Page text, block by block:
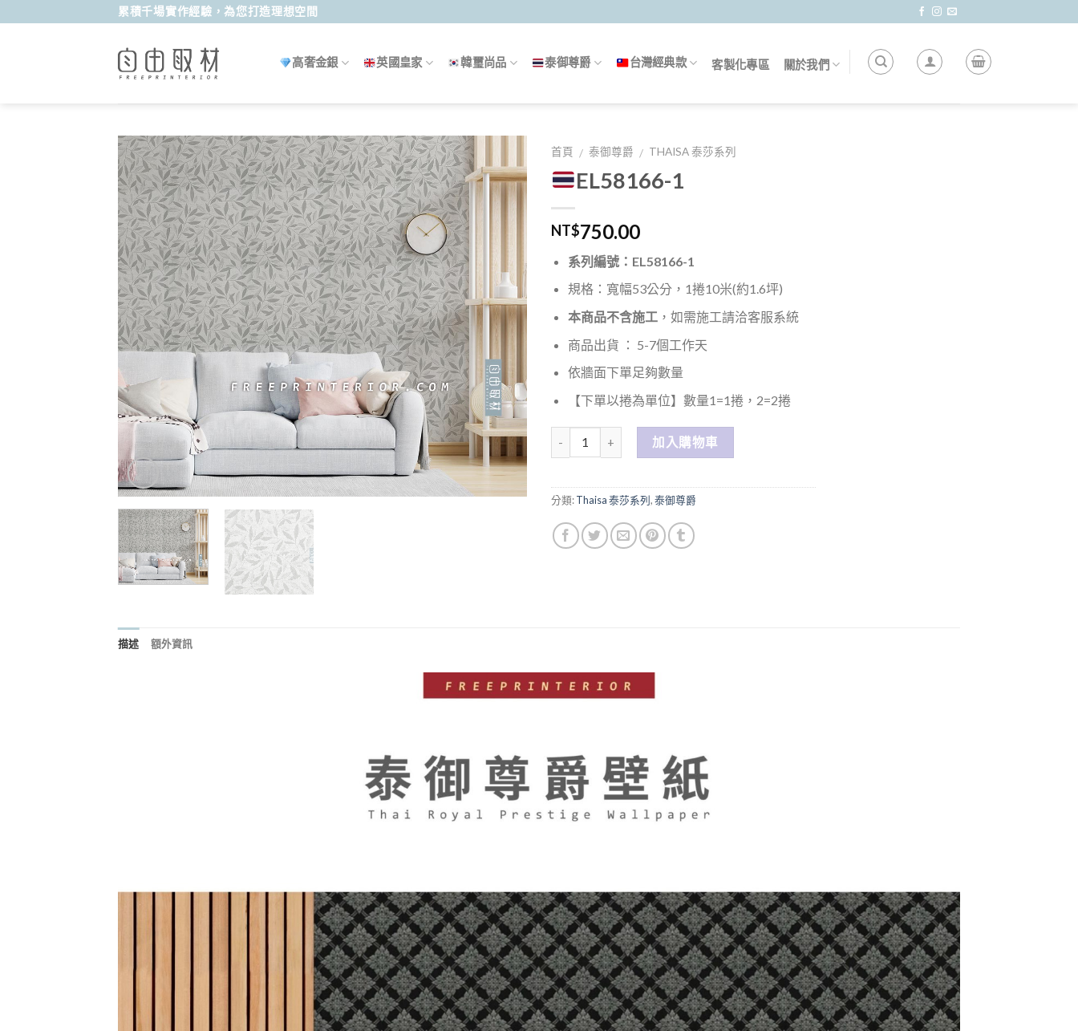
累積千場實作經驗，為您打造理想空間
高奢金銀 英國皇家 韓璽尚品 泰御尊爵 台灣經典款 客製化專區 關於我們
首頁 / 泰御尊爵 / THAISA 泰莎系列
EL58166-1
NT$750.00
系列編號：EL58166-1
規格：寬幅53公分，1捲10米(約1.6坪)
本商品不含施工，如需施工請洽客服系統
商品出貨 ： 5-7個工作天
依牆面下單足夠數量
【下單以捲為單位】數量1=1捲，2=2捲
加入購物車
分類:Thaisa 泰莎系列,泰御尊爵
描述 額外資訊